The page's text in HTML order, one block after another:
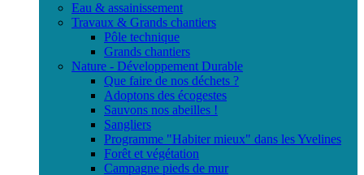
Eau & assainissement
Travaux & Grands chantiers
Pôle technique
Grands chantiers
Nature - Développement Durable
Que faire de nos déchets ?
Adoptons des écogestes
Sauvons nos abeilles !
Sangliers
Programme "Habiter mieux" dans les Yvelines
Forêt et végétation
Campagne pieds de mur